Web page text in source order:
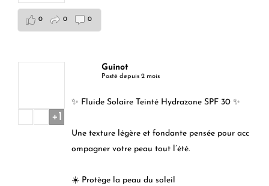
0 0 0
Guinot
Posté depuis 2 mois
✨ Fluide Solaire Teinté Hydrazone SPF 30 ✨
Une texture légère et fondante pensée pour acc
ompagner votre peau tout l’été.
☀️ Protège la peau du soleil
+1